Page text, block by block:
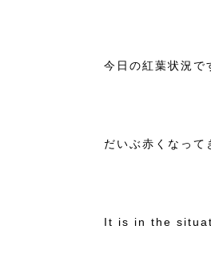
今日の紅葉状況で
だいぶ赤くなって
It is in the